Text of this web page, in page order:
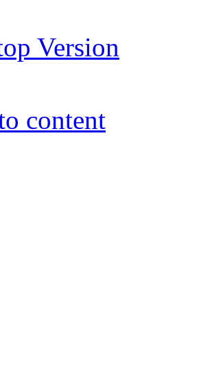
Version
content